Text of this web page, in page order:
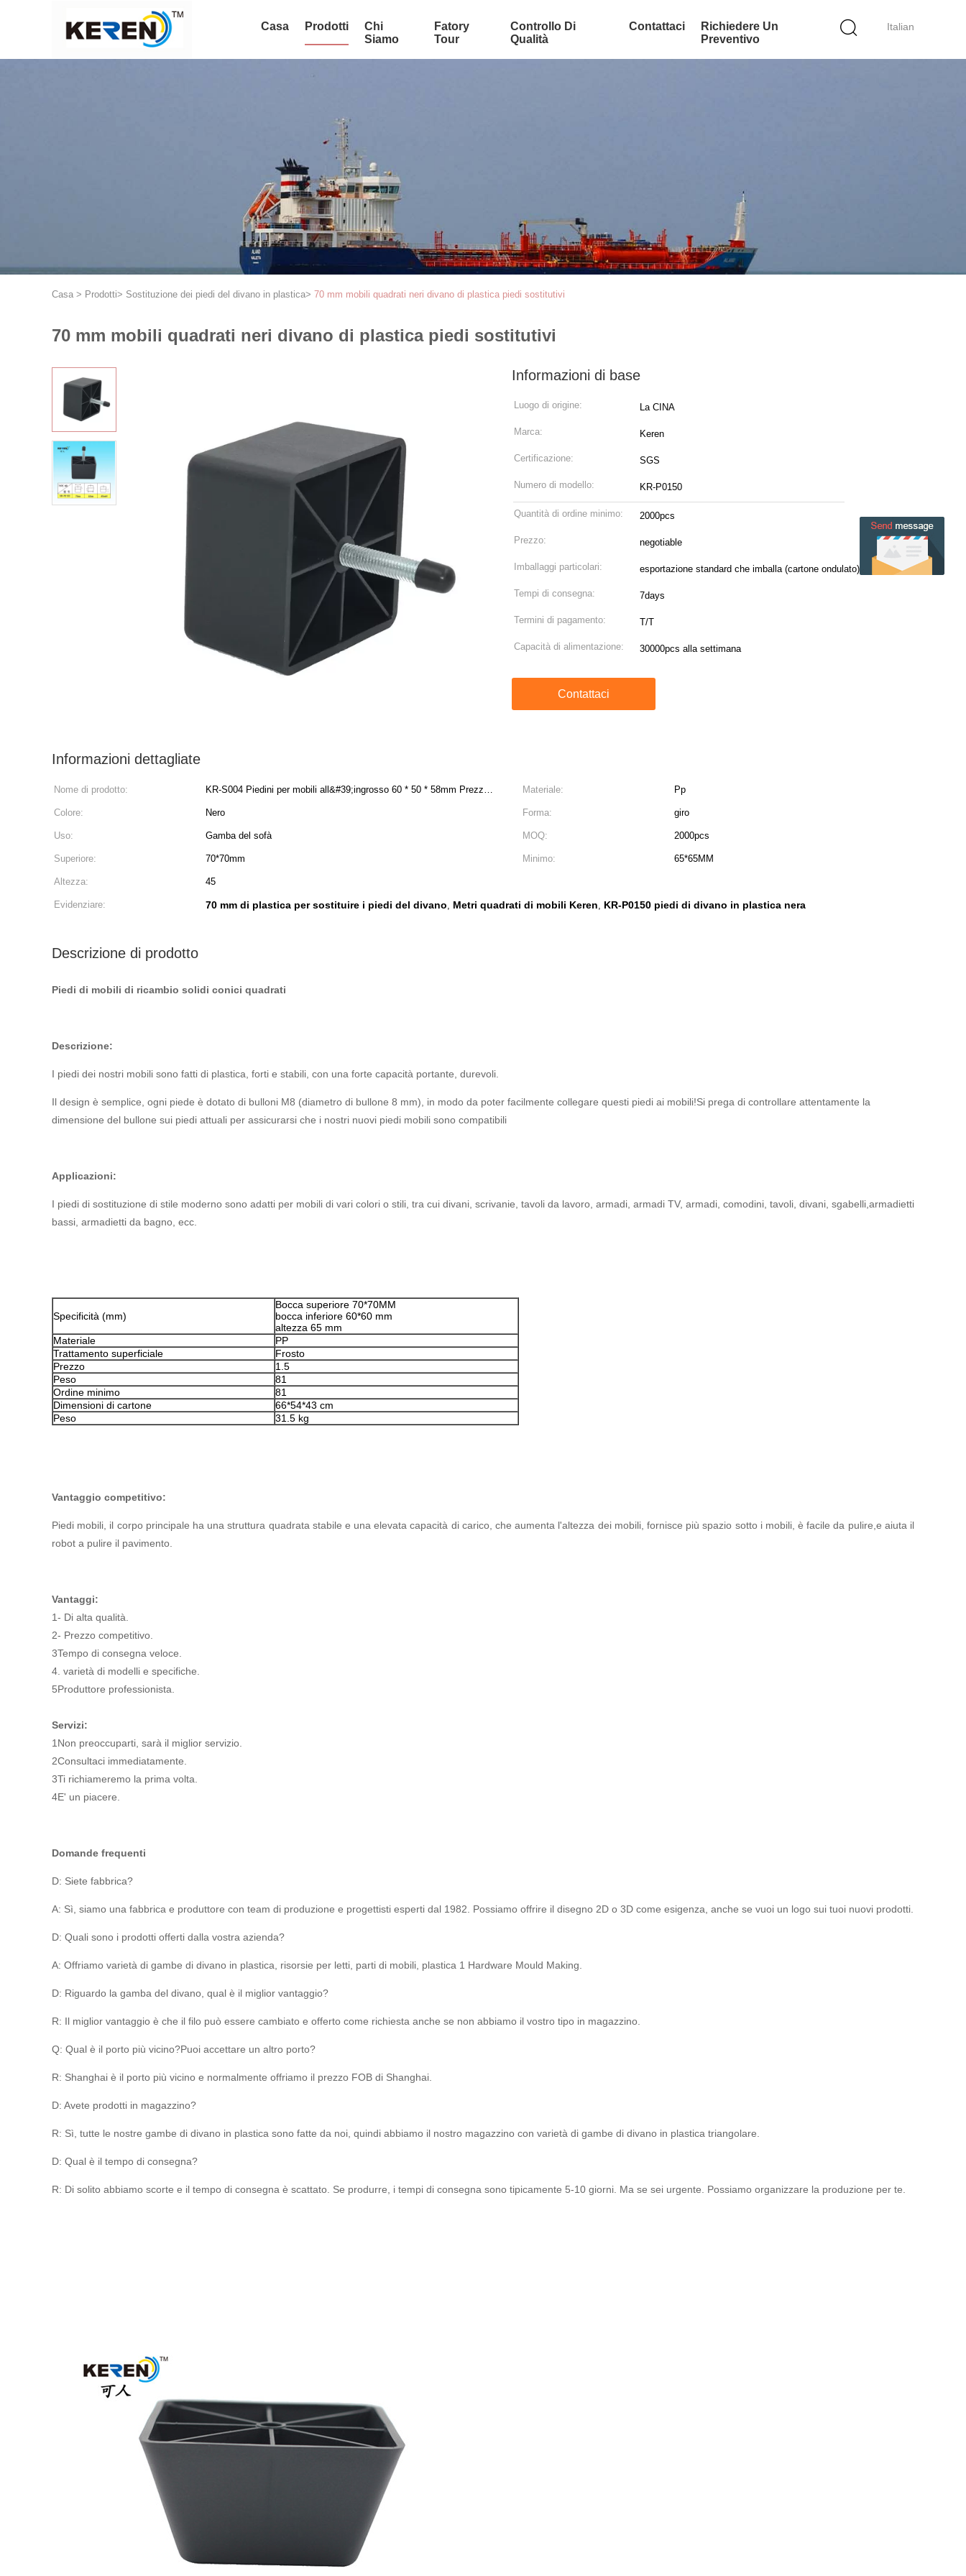
Italian
Casa Prodotti
Chi
Siamo
Fatory
Tour
Controllo Di
Qualità
Contattaci
Richiedere Un
Preventivo
Casa > Prodotti> Sostituzione dei piedi del divano in plastica> 70 mm mobili quadrati neri divano di plastica piedi sostitutivi
70 mm mobili quadrati neri divano di plastica piedi sostitutivi
Informazioni di base
Luogo di origine: La CINA
Marca: Keren
Certificazione: SGS
Numero di modello: KR-P0150
Quantità di ordine minimo: 2000pcs
Prezzo: negotiable
Imballaggi particolari: esportazione standard che imballa (cartone ondulato) 66*54*43cm 735pcs/ctn
Tempi di consegna: 7days
Termini di pagamento: T/T
Capacità di alimentazione: 30000pcs alla settimana
Contattaci
Informazioni dettagliate
Nome di prodotto:
KR-S004 Piedini per mobili all&#39;ingrosso 60 * 50 * 58mm Prezzo
di fabbrica Piedini per divani in
Materiale: Pp
Colore: Nero Forma: giro
Uso: Gamba del sofà MOQ: 2000pcs
Superiore: 70*70mm Minimo: 65*65MM
Altezza: 45
Evidenziare: 70 mm di plastica per sostituire i piedi del divano, Metri quadrati di mobili Keren, KR-P0150 piedi di divano in plastica nera
Descrizione di prodotto
Piedi di mobili di ricambio solidi conici quadrati
Descrizione:
I piedi dei nostri mobili sono fatti di plastica, forti e stabili, con una forte capacità portante, durevoli.
Il design è semplice, ogni piede è dotato di bulloni M8 (diametro di bullone 8 mm), in modo da poter facilmente collegare questi piedi ai mobili!Si prega di controllare attentamente la
dimensione del bullone sui piedi attuali per assicurarsi che i nostri nuovi piedi mobili sono compatibili
Applicazioni:
I piedi di sostituzione di stile moderno sono adatti per mobili di vari colori o stili, tra cui divani, scrivanie, tavoli da lavoro, armadi, armadi TV, armadi, comodini, tavoli, divani, sgabelli,armadietti
bassi, armadietti da bagno, ecc.
Specificità (mm)
Bocca superiore 70*70MM
bocca inferiore 60*60 mm
altezza 65 mm
Materiale
PP
Trattamento superficiale
Frosto
Prezzo
1.5
Peso
81
Ordine minimo
81
Dimensioni di cartone
66*54*43 cm
Peso
31.5 kg
Vantaggio competitivo:
Piedi mobili, il corpo principale ha una struttura quadrata stabile e una elevata capacità di carico, che aumenta l'altezza dei mobili, fornisce più spazio sotto i mobili, è facile da pulire,e aiuta il
robot a pulire il pavimento.
Vantaggi:
1- Di alta qualità.
2- Prezzo competitivo.
3Tempo di consegna veloce.
4. varietà di modelli e specifiche.
5Produttore professionista.
Servizi:
1Non preoccuparti, sarà il miglior servizio.
2Consultaci immediatamente.
3Ti richiameremo la prima volta.
4E' un piacere.
Domande frequenti
D: Siete fabbrica?
A: Sì, siamo una fabbrica e produttore con team di produzione e progettisti esperti dal 1982. Possiamo offrire il disegno 2D o 3D come esigenza, anche se vuoi un logo sui tuoi nuovi prodotti.
D: Quali sono i prodotti offerti dalla vostra azienda?
A: Offriamo varietà di gambe di divano in plastica, risorsie per letti, parti di mobili, plastica 1 Hardware Mould Making.
D: Riguardo la gamba del divano, qual è il miglior vantaggio?
R: Il miglior vantaggio è che il filo può essere cambiato e offerto come richiesta anche se non abbiamo il vostro tipo in magazzino.
Q: Qual è il porto più vicino?Puoi accettare un altro porto?
R: Shanghai è il porto più vicino e normalmente offriamo il prezzo FOB di Shanghai.
D: Avete prodotti in magazzino?
R: Sì, tutte le nostre gambe di divano in plastica sono fatte da noi, quindi abbiamo il nostro magazzino con varietà di gambe di divano in plastica triangolare.
D: Qual è il tempo di consegna?
R: Di solito abbiamo scorte e il tempo di consegna è scattato. Se produrre, i tempi di consegna sono tipicamente 5-10 giorni. Ma se sei urgente. Possiamo organizzare la produzione per te.